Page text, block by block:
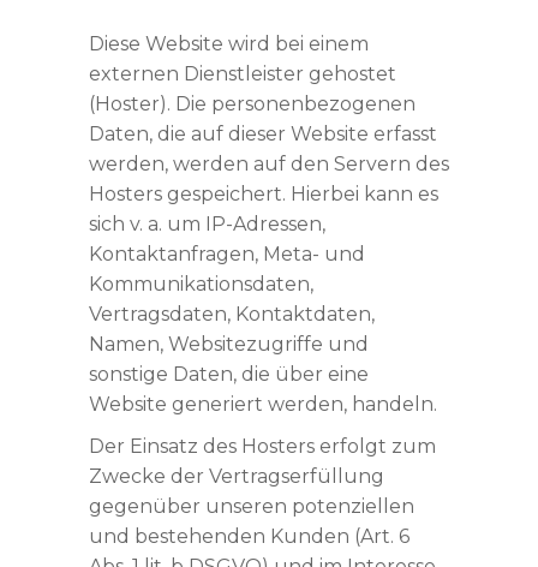
Diese Website wird bei einem
externen Dienstleister gehostet
(Hoster). Die personenbezogenen
Daten, die auf dieser Website erfasst
werden, werden auf den Servern des
Hosters gespeichert. Hierbei kann es
sich v. a. um IP-Adressen,
Kontaktanfragen, Meta- und
Kommunikationsdaten,
Vertragsdaten, Kontaktdaten,
Namen, Websitezugriffe und
sonstige Daten, die über eine
Website generiert werden, handeln.
Der Einsatz des Hosters erfolgt zum
Zwecke der Vertragserfüllung
gegenüber unseren potenziellen
und bestehenden Kunden (Art. 6